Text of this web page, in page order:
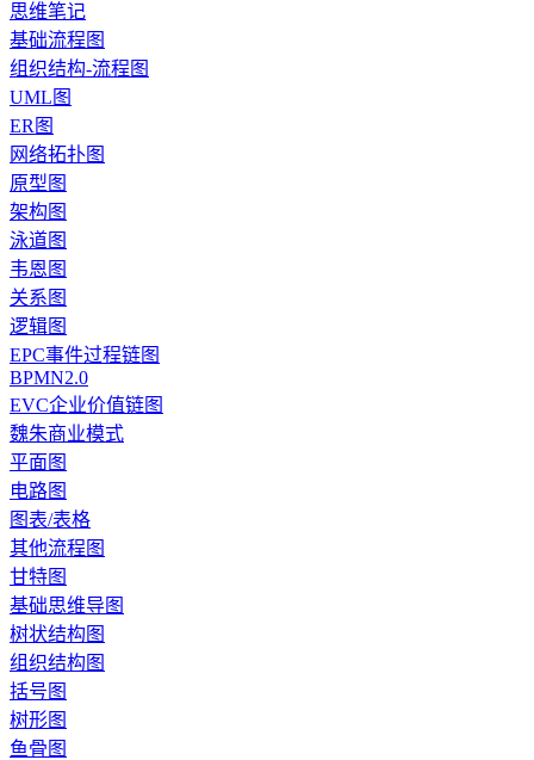
思维笔记
基础流程图
组织结构-流程图
UML图
ER图
网络拓扑图
原型图
架构图
泳道图
韦恩图
关系图
逻辑图
EPC事件过程链图
BPMN2.0
EVC企业价值链图
魏朱商业模式
平面图
电路图
图表/表格
其他流程图
甘特图
基础思维导图
树状结构图
组织结构图
括号图
树形图
鱼骨图